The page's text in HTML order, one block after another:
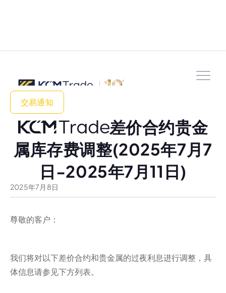
交易通知
差价合约贵金
属库存费调整(2025年7月7
日-2025年7月11日)
2025年7 月 8日
尊敬的客户：
我们将对以下差价合约和贵金属的过夜利息进行调整，具
体信息请参见下方列表。